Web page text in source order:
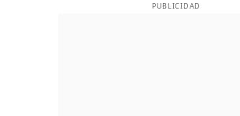
PUBLICIDAD